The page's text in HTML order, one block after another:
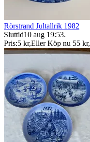
Rörstrand Jultallrik 1982
Sluttid10 aug 19:53.
Pris:5 kr,Eller Köp nu 55 kr,